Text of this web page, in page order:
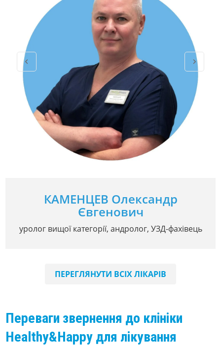
КАМЕНЦЕВ Олександр
Євгенович
уролог вищої категорії, андролог, УЗД-фахівець
ПЕРЕГЛЯНУТИ ВСІХ ЛІКАРІВ
Переваги звернення до клініки
Healthy&Happy для лікування